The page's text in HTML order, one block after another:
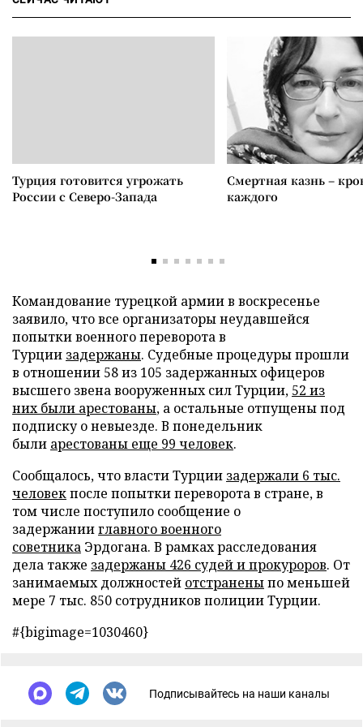
Турция готовится угрожать
России с Северо-Запада
Смертная казнь –
каждого
Командование турецкой армии в воскресенье
заявило, что все организаторы неудавшейся
попытки военного переворота в
Турции задержаны. Судебные процедуры прошли
в отношении 58 из 105 задержанных офицеров
высшего звена вооруженных сил Турции, 52 из
них были арестованы, а остальные отпущены под
подписку о невыезде. В понедельник
были арестованы еще 99 человек.
Сообщалось, что власти Турции задержали 6 тыс.
человекпосле попытки переворота в стране, в
том числе поступило сообщение о
задержанииглавного военного
советника Эрдогана. В рамках расследования
дела также задержаны 426 судей и прокуроров. От
занимаемых должностей отстраненыпо меньшей
мере 7 тыс. 850 сотрудников полиции Турции.
#{bigimage=1030460}
Подписывайтесь на наши каналы